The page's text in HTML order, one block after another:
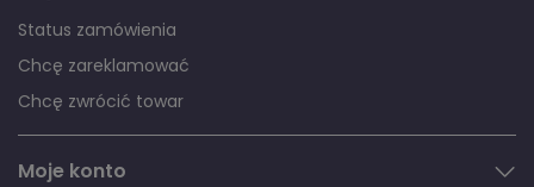
Status zamówienia
Chcę zareklamować
Chcę zwrócić towar
Moje konto